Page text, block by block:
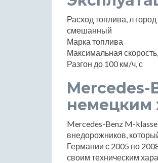
Расход топлива, л
смешанный
Марка топлива
Максимальная
Разгон до 100 км/ч, с
Mercedes-
немецким
Mercedes-Benz M-
внедорожников,
Германии с 2005 по
своим техническим